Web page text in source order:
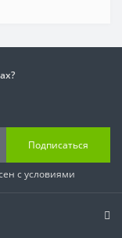
Подписаться
с условиями